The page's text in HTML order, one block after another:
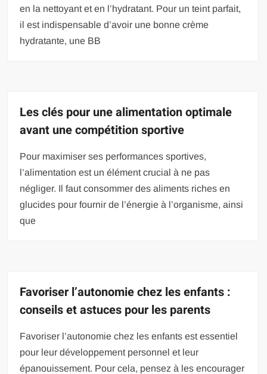
en la nettoyant et en l’hydratant. Pour un teint parfait,
il est indispensable d’avoir une bonne crème
hydratante, une BB
Les clés pour une alimentation optimale
avant une compétition sportive
Pour maximiser ses performances sportives,
l’alimentation est un élément crucial à ne pas
négliger. Il faut consommer des aliments riches en
glucides pour fournir de l’énergie à l’organisme, ainsi
que
Favoriser l’autonomie chez les enfants :
conseils et astuces pour les parents
Favoriser l’autonomie chez les enfants est essentiel
pour leur développement personnel et leur
épanouissement. Pour cela, pensez à les encourager